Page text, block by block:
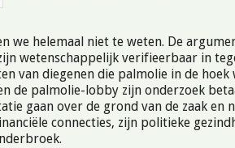
we helemaal niet te weten. De
wetenschappelijk verifieerbaar in
van diegenen die palmolie in de
de palmolie-lobby zijn onderzoek
gaan over de grond van de zaak en
connecties, zijn politieke